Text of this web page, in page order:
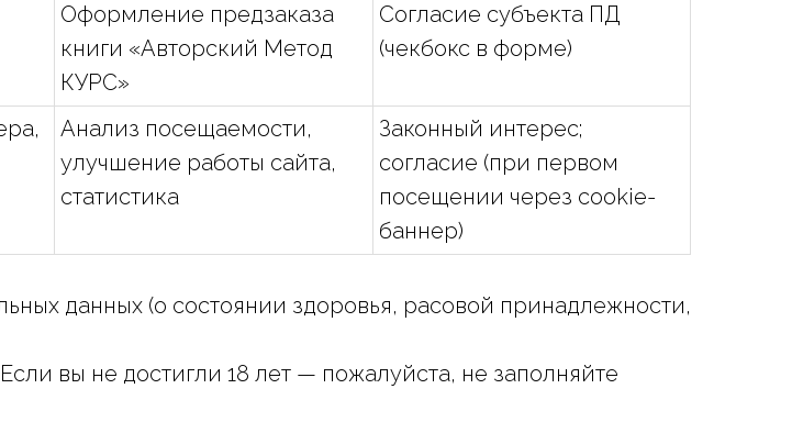
Оформление предзаказа
книги «Авторский Метод
КУРС»
Согласие субъекта ПД
(чекбокс в форме)
Анализ посещаемости,
улучшение работы сайта,
статистика
Законный интерес;
согласие (при первом
посещении через cookie-
баннер)
данных (о состоянии здоровья, расовой принадлежности,
вы не достигли 18 лет — пожалуйста, не заполняйте